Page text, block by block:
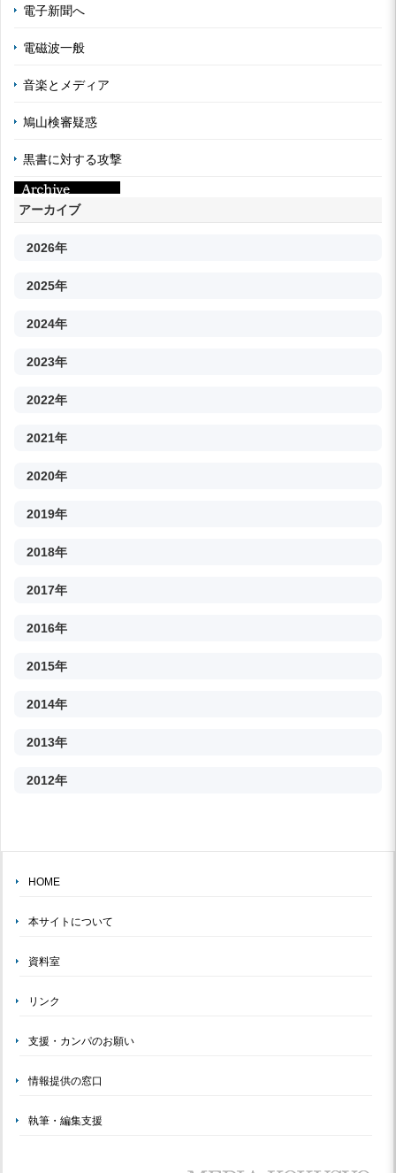
電子新聞へ
電磁波一般
音楽とメディア
鳩山検審疑惑
黒書に対する攻撃
アーカイブ
2026年
2025年
2024年
2023年
2022年
2021年
2020年
2019年
2018年
2017年
2016年
2015年
2014年
2013年
2012年
HOME
本サイトについて
資料室
リンク
支援・カンパのお願い
情報提供の窓口
執筆・編集支援